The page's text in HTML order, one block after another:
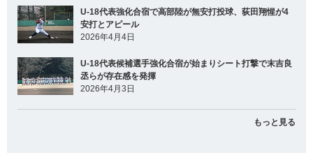
U-18代表強化合宿で高部陸が無安打投球、荻田翔惺が4
安打とアピール
2026年4月4日
U-18代表候補選手強化合宿が始まりシート打撃で末吉良
丞らが存在感を発揮
2026年4月3日
もっと見る